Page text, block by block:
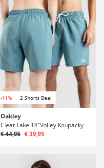
-11% 2 Shorts Deal
Oakley
Clear Lake 18"Volley Koupacky
€ 44,95 € 39,95